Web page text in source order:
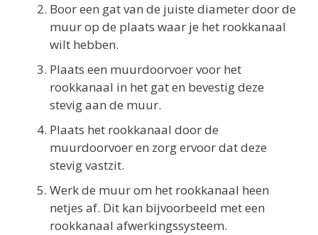
Boor een gat van de juiste diameter door de
muur op de plaats waar je het rookkanaal
wilt hebben.
Plaats een muurdoorvoer voor het
rookkanaal in het gat en bevestig deze
stevig aan de muur.
Plaats het rookkanaal door de
muurdoorvoer en zorg ervoor dat deze
stevig vastzit.
Werk de muur om het rookkanaal heen
netjes af. Dit kan bijvoorbeeld met een
rookkanaal afwerkingssysteem.